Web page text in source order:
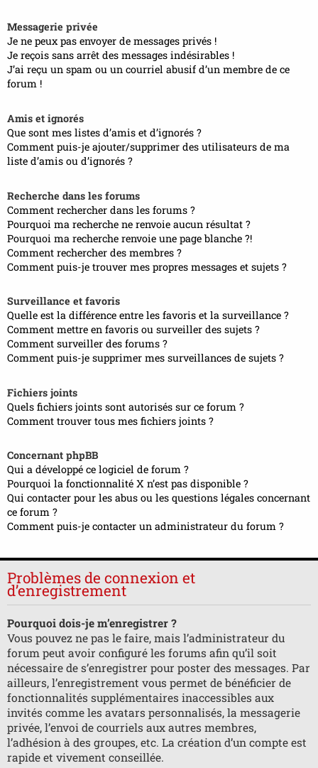
Messagerie privée
Je ne peux pas envoyer de messages privés !
Je reçois sans arrêt des messages indésirables !
J’ai reçu un spam ou un courriel abusif d’un membre de ce
forum !
Amis et ignorés
Que sont mes listes d’amis et d’ignorés ?
Comment puis-je ajouter/supprimer des utilisateurs de ma
liste d’amis ou d’ignorés ?
Recherche dans les forums
Comment rechercher dans les forums ?
Pourquoi ma recherche ne renvoie aucun résultat ?
Pourquoi ma recherche renvoie une page blanche ?!
Comment rechercher des membres ?
Comment puis-je trouver mes propres messages et sujets ?
Surveillance et favoris
Quelle est la différence entre les favoris et la surveillance ?
Comment mettre en favoris ou surveiller des sujets ?
Comment surveiller des forums ?
Comment puis-je supprimer mes surveillances de sujets ?
Fichiers joints
Quels fichiers joints sont autorisés sur ce forum ?
Comment trouver tous mes fichiers joints ?
Concernant phpBB
Qui a développé ce logiciel de forum ?
Pourquoi la fonctionnalité X n’est pas disponible ?
Qui contacter pour les abus ou les questions légales concernant
ce forum ?
Comment puis-je contacter un administrateur du forum ?
Problèmes de connexion et
d’enregistrement
Pourquoi dois-je m’enregistrer ?
Vous pouvez ne pas le faire, mais l’administrateur du
forum peut avoir configuré les forums afin qu’il soit
nécessaire de s’enregistrer pour poster des messages. Par
ailleurs, l’enregistrement vous permet de bénéficier de
fonctionnalités supplémentaires inaccessibles aux
invités comme les avatars personnalisés, la messagerie
privée, l’envoi de courriels aux autres membres,
l’adhésion à des groupes, etc. La création d’un compte est
rapide et vivement conseillée.